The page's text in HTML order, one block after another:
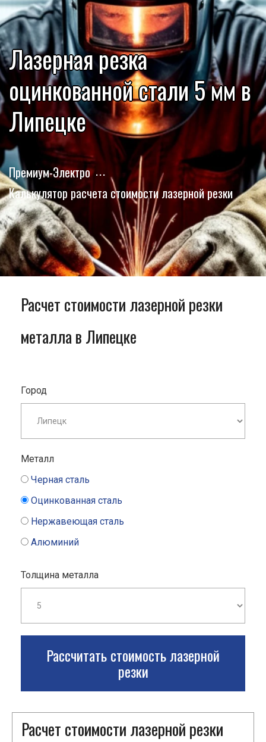
Лазерная резка
оцинкованной стали 5 мм в
Липецке
Премиум-Электро
Калькулятор расчета стоимости лазерной резки
Расчет стоимости лазерной резки
металла в Липецке
Город
Металл
Черная сталь
Оцинкованная сталь
Нержавеющая сталь
Алюминий
Толщина металла
Рассчитать стоимость лазерной
резки
Расчет стоимости лазерной резки